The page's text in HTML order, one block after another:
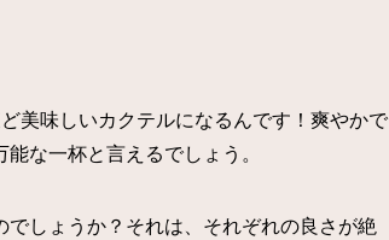
美味しいカクテルになるんです！爽やかで
な一杯と言えるでしょう。
でしょうか？それは、それぞれの良さが絶